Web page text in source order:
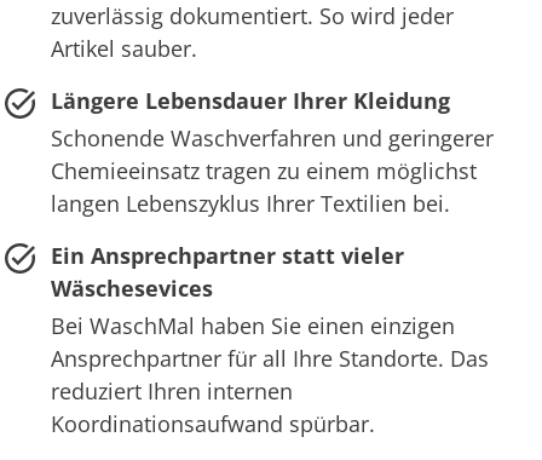
zuverlässig dokumentiert. So wird jeder
Artikel sauber.
Längere Lebensdauer Ihrer Kleidung
Schonende Waschverfahren und geringerer
Chemieeinsatz tragen zu einem möglichst
langen Lebenszyklus Ihrer Textilien bei.
Ein Ansprechpartner statt vieler
Wäschesevices
Bei WaschMal haben Sie einen einzigen
Ansprechpartner für all Ihre Standorte. Das
reduziert Ihren internen
Koordinationsaufwand spürbar.